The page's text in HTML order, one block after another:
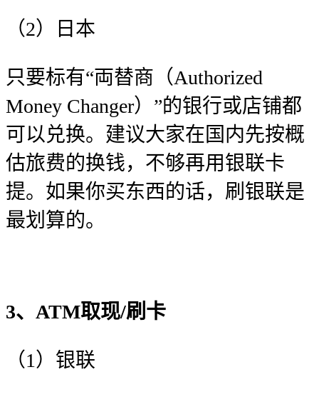
（2）日本
只要标有“両替商（Authorized
Money Changer）”的银行或店铺都
可以兑换。建议大家在国内先按概
估旅费的换钱，不够再用银联卡
提。如果你买东西的话，刷银联是
最划算的。
3、ATM取现/刷卡
（1）银联